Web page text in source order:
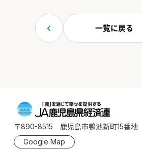
一覧に戻る
〒890-8515 鹿児島市鴨池新町15番地
Google Map